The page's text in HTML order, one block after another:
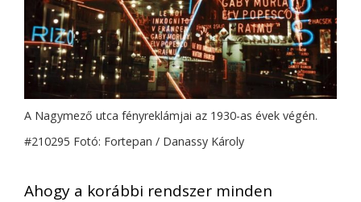
A Nagymező utca fényreklámjai az 1930-as évek végén.
#210295 Fotó: Fortepan / Danassy Károly
Ahogy a korábbi rendszer minden